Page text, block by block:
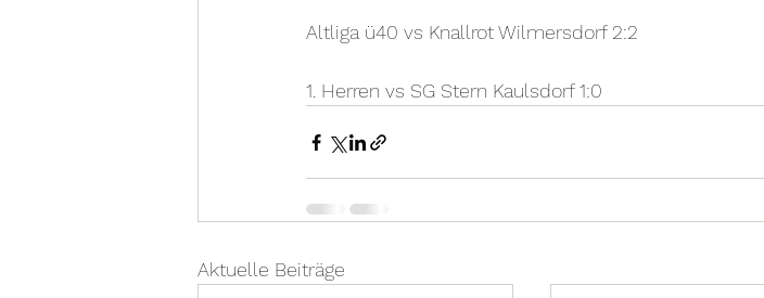
Altliga ü40 vs Knallrot Wilmersdorf 2:2
1. Herren vs SG Stern Kaulsdorf 1:0
Aktuelle Beiträge